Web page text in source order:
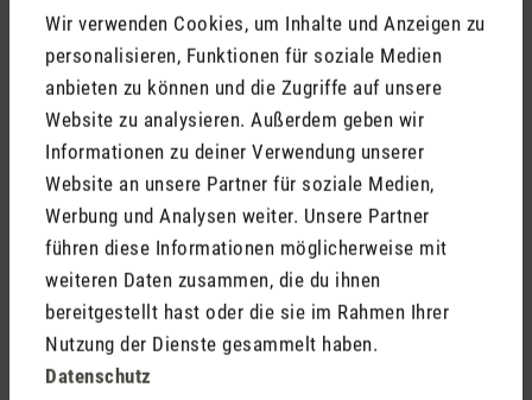
Wir verwenden Cookies, um Inhalte und Anzeigen zu
personalisieren, Funktionen für soziale Medien
anbieten zu können und die Zugriffe auf unsere
Website zu analysieren. Außerdem geben wir
Informationen zu deiner Verwendung unserer
Website an unsere Partner für soziale Medien,
Werbung und Analysen weiter. Unsere Partner
führen diese Informationen möglicherweise mit
weiteren Daten zusammen, die du ihnen
bereitgestellt hast oder die sie im Rahmen Ihrer
Nutzung der Dienste gesammelt haben.
Datenschutz
Fenster, insbesondere diejenigen, die der Sonne
ausgesetzt sind, mit Jalousien, Vorhängen oder
Sonnenschutzfolien abgedeckt werden. Dies hilft dabei,
die Hitzeentwicklung im Raum zu reduzieren und
verhindert, dass die Sonnenstrahlen direkten Einfluss
auf die Innentemperatur haben.
Ventilator ans Fenster stellen : Wenn du lüftest, kannst
du einen Ventilator ans Fenster oder die Balkontüre
stellen. DerVentilatorkann die kühle Nachtluft in den
Raum hineinwirbeln und hilft, den Raum noch schneller
abzukühlen.
Was verhilft im Sommer sonst noch zu